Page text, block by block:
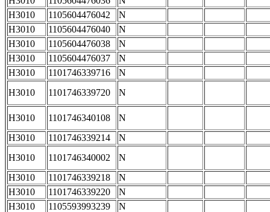
H3010
1105604476042
N
H3010
1105604476040
N
H3010
1105604476038
N
H3010
1105604476037
N
H3010
1101746339716
N
H3010
1101746339720 N
H3010 1101746340108
N
H3010
1101746339214
N
H3010
1101746340002
N
H3010
1101746339218
N
H3010
1101746339220
N
H3010
1105593993239
N